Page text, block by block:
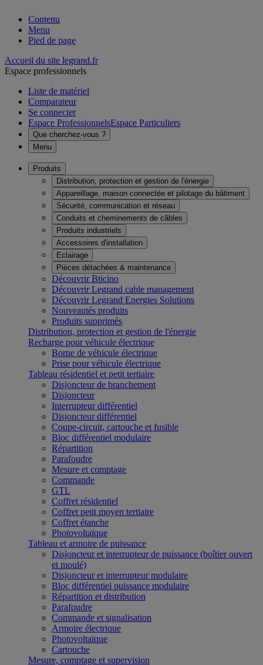
Contenu
Menu
Pied de page
Accueil du site legrand.fr
Espace professionnels
Liste de matériel
Comparateur
Se connecter
Espace ProfessionnelsEspace Particuliers
Que cherchez-vous ?
Menu
Produits
Distribution, protection et gestion de l'énergie
Appareillage, maison connectée et pilotage du bâtiment
Sécurité, communication et réseau
Conduits et cheminements de câbles
Produits industriels
Accessoires d'installation
Eclairage
Pièces détachées & maintenance
Découvrir Bticino
Découvrir Legrand cable management
Découvrir Legrand Energies Solutions
Nouveautés produits
Produits supprimés
Distribution, protection et gestion de l'énergie
Recharge pour véhicule électrique
Borne de véhicule électrique
Prise pour véhicule électrique
Tableau résidentiel et petit tertiaire
Disjoncteur de branchement
Disjoncteur
Interrupteur différentiel
Disjoncteur différentiel
Coupe-circuit, cartouche et fusible
Bloc différentiel modulaire
Répartition
Parafoudre
Mesure et comptage
Commande
GTL
Coffret résidentiel
Coffret petit moyen tertiaire
Coffret étanche
Photovoltaïque
Tableau et armoire de puissance
Disjoncteur et interrupteur de puissance (boîtier ouvert
et moulé)
Disjoncteur et interrupteur modulaire
Bloc différentiel puissance modulaire
Répartition et distribution
Parafoudre
Commande et signalisation
Armoire électrique
Photovoltaïque
Cartouche
Mesure, comptage et supervision